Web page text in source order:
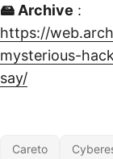
🖴 Archive :
https://
mysterious-
say/
Careto